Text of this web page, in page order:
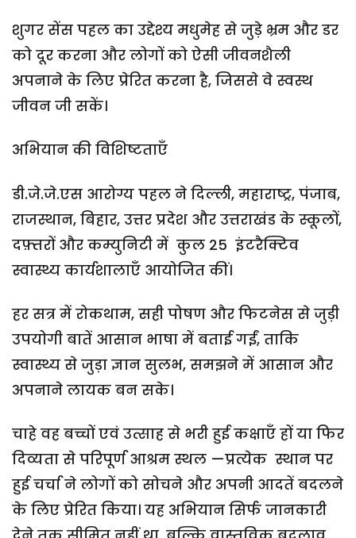
शुगर सेंस पहल का उद्देश्य मधुमेह से जुड़े भ्रम और डर
को दूर करना और लोगों को ऐसी जीवनशैली
अपनाने के लिए प्रेरित करना है, जिससे वे स्वस्थ
जीवन जी सकें।
अभियान की विशिष्टताएँ
डी.जे.जे.एस आरोग्य पहल ने दिल्ली, महाराष्ट्र, पंजाब,
राजस्थान, बिहार, उत्तर प्रदेश और उत्तराखंड के स्कूलों,
दफ़्तरों और कम्युनिटी में कुल 25 इंटरैक्टिव
स्वास्थ्य कार्यशालाएँ आयोजित कीं।
हर सत्र में रोकथाम, सही पोषण और फिटनेस से जुड़ी
उपयोगी बातें आसान भाषा में बताई गईं, ताकि
स्वास्थ्य से जुड़ा ज्ञान सुलभ, समझने में आसान और
अपनाने लायक बन सके।
चाहे वह बच्चों एवं उत्साह से भरी हुई कक्षाएँ हों या फिर
दिव्यता से परिपूर्ण आश्रम स्थल —प्रत्येक स्थान पर
हुई चर्चा ने लोगों को सोचने और अपनी आदतें बदलने
के लिए प्रेरित किया। यह अभियान सिर्फ जानकारी